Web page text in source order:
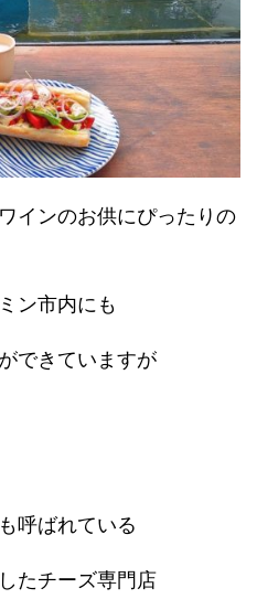
インのお供にぴったりの
ン市内にも
できていますが
呼ばれている
たチーズ専門店